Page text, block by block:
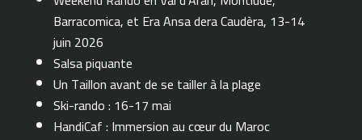
Barracomica, et Era Ansa dera Caudèra, 13-14
juin 2026
Salsa piquante
Un Taillon avant de se tailler à la plage
Ski-rando : 16-17 mai
HandiCaf : Immersion au cœur du Maroc